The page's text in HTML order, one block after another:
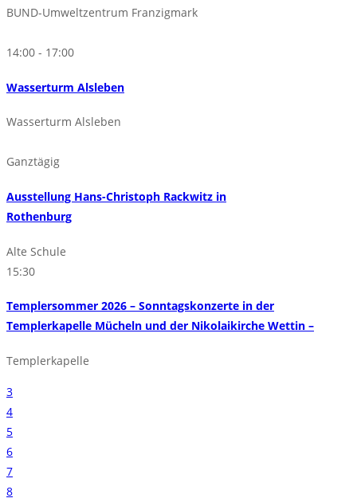
BUND-Umweltzentrum Franzigmark
14:00 - 17:00
Wasserturm Alsleben
Wasserturm Alsleben
Ganztägig
Ausstellung Hans-Christoph Rackwitz in
Rothenburg
Alte Schule
15:30
Templersommer 2026 – Sonntagskonzerte in der
Templerkapelle Mücheln und der Nikolaikirche Wettin –
Templerkapelle
3
4
5
6
7
8